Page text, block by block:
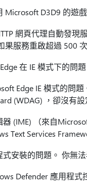
Microsoft D3D9 的遊
網頁代理自動發現
果服務重啟超過 500
在 IE 模式下的問
Edge IE 模式的問
(WDAG) ，卻沒有
(IME) （來自
Text Services
安裝的問題。 你無
Defender 應用程式